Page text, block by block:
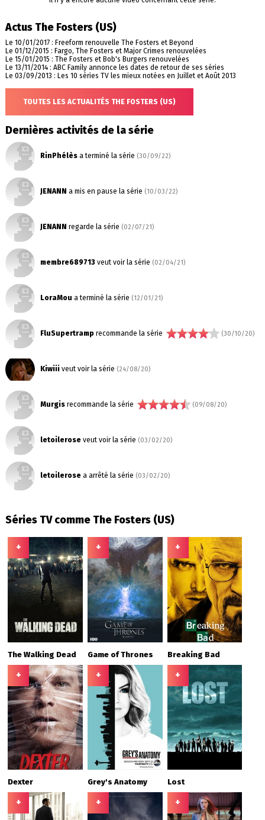
Actus The Fosters (US)
Le 10/01/2017 : Freeform renouvelle The Fosters et Beyond
Le 01/12/2015 : Fargo, The Fosters et Major Crimes renouvelées
Le 15/01/2015 : The Fosters et Bob's Burgers renouvelées
Le 13/11/2014 : ABC Family annonce les dates de retour de ses séries
Le 03/09/2013 : Les 10 séries TV les mieux notées en Juillet et Août 2013
TOUTES LES ACTUALITÉS THE FOSTERS (US)
Dernières activités de la série
RinPhélèsa terminé la série (30/09/22)
JENANN a mis en pause la série (10/03/22)
JENANN regarde la série (02/07/21)
membre689713veut voir la série (02/04/21)
LoraMou a terminé la série (12/01/21)
FluSupertramprecommande la série (30/10/20)
Kiwiiiveut voir la série (24/08/20)
Murgisrecommande la série (09/08/20)
letoileroseveut voir la série (03/02/20)
letoilerosea arrêté la série (03/02/20)
Séries TV comme The Fosters (US)
+
The Walking Dead
+
Game of Thrones
+
Breaking Bad
+
Dexter
+
Grey's Anatomy
+
Lost
+ + +